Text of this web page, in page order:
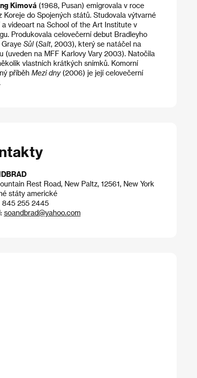
Kimová(1968, Pusan) emigrovala v roce
Koreje do Spojených států. Studovala výtvarné
a videoart na School of the Art Institute v
Produkovala celovečerní debut Bradleyho
Sůl(Salt, 2003), který se natáčel na
(uveden na MFF Karlovy Vary 2003). Natočila
vlastních krátkých snímků. Komorní
příběh Mezi dny(2006) je její celovečerní
Rest Road, New Paltz, 12561, New York
státy americké
845 255 2445
soandbrad@yahoo.com